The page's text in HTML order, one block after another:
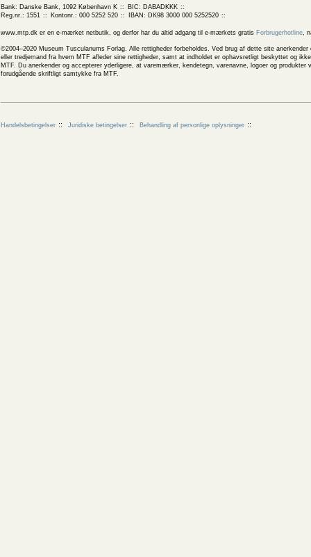
Bank: Danske Bank, 1092 København K
BIC: DABADKKK
Reg.nr.: 1551
Kontonr.: 000 5252 520 IBAN: DK98 3000 000 5252520
www.mtp.dk er en e-mærket netbutik, og derfor har du altid adgang til e-mærkets gratis Forbrugerhotline,
©2004–2020 Museum Tusculanums Forlag. Alle rettigheder forbeholdes. Ved brug af dette site
eller tredjemand fra hvem MTF afleder sine rettigheder, samt at indholdet er ophavsretligt beskyttet og
MTF. Du anerkender og accepterer yderligere, at varemærker, kendetegn, varenavne, logoer og
forudgående skriftligt samtykke fra MTF.
Handelsbetingelser Juridiske betingelser Behandling af personlige oplysninger